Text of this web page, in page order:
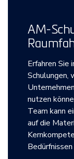
AM-
Erfahren Sie
Schulungen,
nutzen
Team kann
auf die